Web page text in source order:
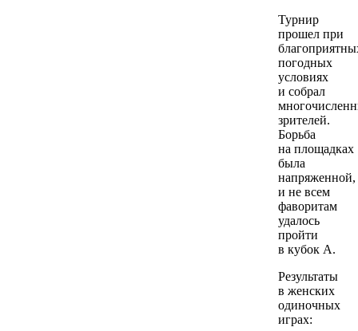
Турнир
прошел при
погодных
условиях
и собрал
зрителей.
Борьба
на площадках
была
напряженной,
и не всем
фаворитам
удалось
пройти
в кубок А.
Результаты
в женских
одиночных
играх: